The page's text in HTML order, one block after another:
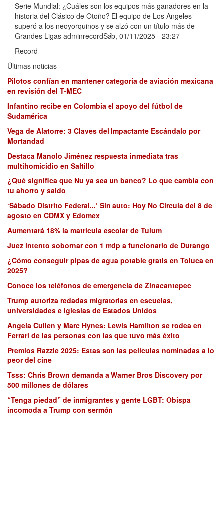
Serie Mundial: ¿Cuáles son los equipos más ganadores en la
historia del Clásico de Otoño? El equipo de Los Angeles
superó a los neoyorquinos y se alzó con un título más de
Grandes Ligas adminrecordSáb, 01/11/2025 - 23:27
Record
Últimas noticias
Pilotos confían en mantener categoría de aviación mexicana
en revisión del T-MEC
Infantino recibe en Colombia el apoyo del fútbol de
Sudamérica
Vega de Alatorre: 3 Claves del Impactante Escándalo por
Mortandad
Destaca Manolo Jiménez respuesta inmediata tras
multihomicidio en Saltillo
¿Qué significa que Nu ya sea un banco? Lo que cambia con
tu ahorro y saldo
‘Sábado Distrito Federal...’ Sin auto: Hoy No Circula del 8 de
agosto en CDMX y Edomex
Aumentará 18% la matrícula escolar de Tulum
Juez intento sobornar con 1 mdp a funcionario de Durango
¿Cómo conseguir pipas de agua potable gratis en Toluca en
2025?
Conoce los teléfonos de emergencia de Zinacantepec
Trump autoriza redadas migratorias en escuelas,
universidades e iglesias de Estados Unidos
Angela Cullen y Marc Hynes: Lewis Hamilton se rodea en
Ferrari de las personas con las que tuvo más éxito
Premios Razzie 2025: Estas son las películas nominadas a lo
peor del cine
Tsss: Chris Brown demanda a Warner Bros Discovery por
500 millones de dólares
“Tenga piedad” de inmigrantes y gente LGBT: Obispa
incomoda a Trump con sermón